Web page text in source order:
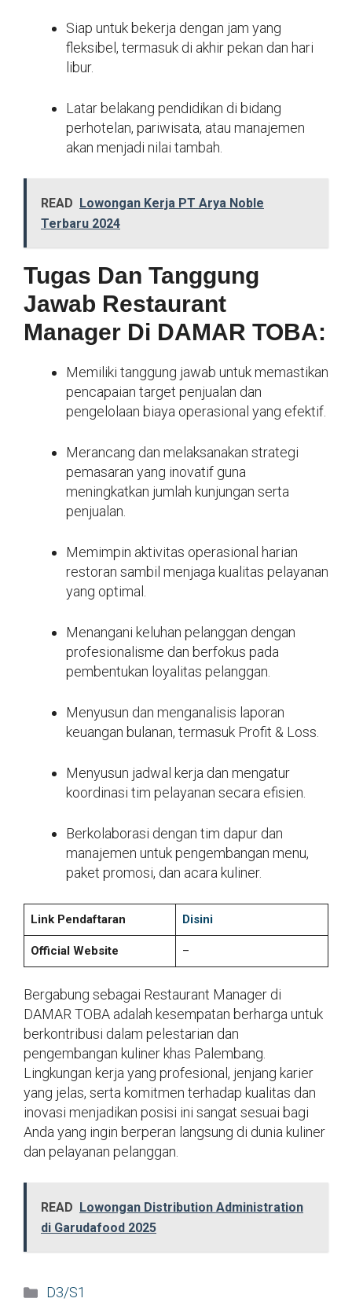
Siap untuk bekerja dengan jam yang
fleksibel, termasuk di akhir pekan dan hari
libur.
Latar belakang pendidikan di bidang
perhotelan, pariwisata, atau manajemen
akan menjadi nilai tambah.
READ Lowongan Kerja PT Arya Noble
Terbaru 2024
Tugas Dan Tanggung
Jawab Restaurant
Manager Di DAMAR TOBA:
Memiliki tanggung jawab untuk memastikan
pencapaian target penjualan dan
pengelolaan biaya operasional yang efektif.
Merancang dan melaksanakan strategi
pemasaran yang inovatif guna
meningkatkan jumlah kunjungan serta
penjualan.
Memimpin aktivitas operasional harian
restoran sambil menjaga kualitas pelayanan
yang optimal.
Menangani keluhan pelanggan dengan
profesionalisme dan berfokus pada
pembentukan loyalitas pelanggan.
Menyusun dan menganalisis laporan
keuangan bulanan, termasuk Profit & Loss.
Menyusun jadwal kerja dan mengatur
koordinasi tim pelayanan secara efisien.
Berkolaborasi dengan tim dapur dan
manajemen untuk pengembangan menu,
paket promosi, dan acara kuliner.
Link Pendaftaran Disini
Official Website –
Bergabung sebagai Restaurant Manager di
DAMAR TOBA adalah kesempatan berharga untuk
berkontribusi dalam pelestarian dan
pengembangan kuliner khas Palembang.
Lingkungan kerja yang profesional, jenjang karier
yang jelas, serta komitmen terhadap kualitas dan
inovasi menjadikan posisi ini sangat sesuai bagi
Anda yang ingin berperan langsung di dunia kuliner
dan pelayanan pelanggan.
READ
Lowongan Distribution Administration
di Garudafood 2025
Kategori
D3/S1